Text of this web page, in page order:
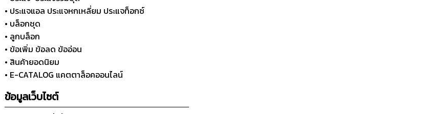
• ประแจแอล ประแจหกเหลี่ยม ประแจท็อกซ์
• บล็อกชุด
• ลูกบล็อก
• ข้อเพิ่ม ข้อลด ข้ออ่อน
• สินค้ายอดนิยม
• E-CATALOG แคตตาล็อคออนไลน์
ข้อมูลเว็บไซต์